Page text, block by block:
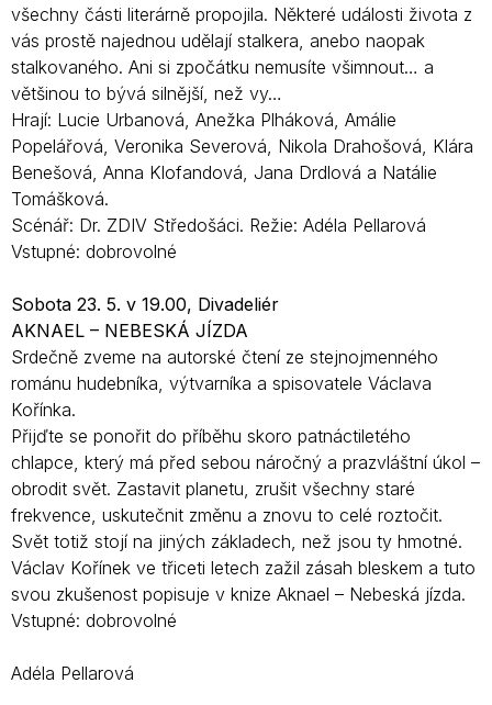
všechny části literárně propojila. Některé události života z
vás prostě najednou udělají stalkera, anebo naopak
stalkovaného. Ani si zpočátku nemusíte všimnout… a
většinou to bývá silnější, než vy…
Hrají: Lucie Urbanová, Anežka Plháková, Amálie
Popelářová, Veronika Severová, Nikola Drahošová, Klára
Benešová, Anna Klofandová, Jana Drdlová a Natálie
Tomášková.
Scénář: Dr. ZDIV Středošáci. Režie: Adéla Pellarová
Vstupné: dobrovolné
Sobota 23. 5. v 19.00, Divadeliér
AKNAEL – NEBESKÁ JÍZDA
Srdečně zveme na autorské čtení ze stejnojmenného
románu hudebníka, výtvarníka a spisovatele Václava
Kořínka.
Přijďte se ponořit do příběhu skoro patnáctiletého
chlapce, který má před sebou náročný a prazvláštní úkol –
obrodit svět. Zastavit planetu, zrušit všechny staré
frekvence, uskutečnit změnu a znovu to celé roztočit.
Svět totiž stojí na jiných základech, než jsou ty hmotné.
Václav Kořínek ve třiceti letech zažil zásah bleskem a tuto
svou zkušenost popisuje v knize Aknael – Nebeská jízda.
Vstupné: dobrovolné
Adéla Pellarová